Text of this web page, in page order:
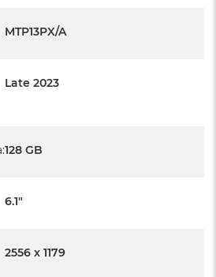
MTP13PX/A
Late 2023
:128 GB
6.1"
2556 x 1179